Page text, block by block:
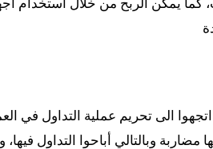
يمكن الربح من خلال استخدام
الى تحريم عملية التداول في
وبالتالي أباحوا التداول فيها،